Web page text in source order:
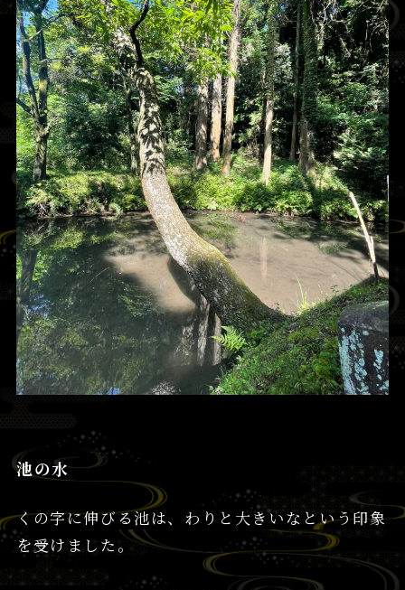
池の水
くの字に伸びる池は、わりと大きいなという印象
を受けました。